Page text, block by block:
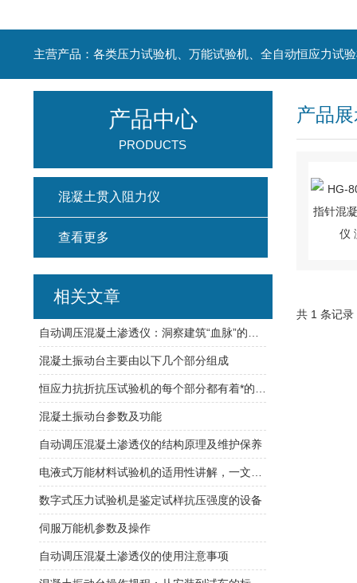
主营产品：各类压力试验机、万能试验机、全自动恒应力试
产品
共 1 条记
产品中心
PRODUCTS
混凝土贯入阻力仪
查看更多
相关文章
混凝土振动台主要由以下几个部分组成
混凝土振动台参数及功能
自动调压混凝土渗透仪的结构原理及维护保养
数字式压力试验机是鉴定试样抗压强度的设备
伺服万能机参数及操作
自动调压混凝土渗透仪的使用注意事项